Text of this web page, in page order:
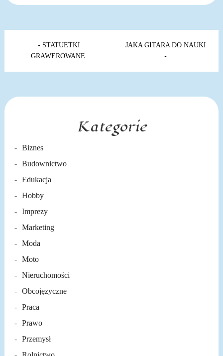
Nawigacja
wpisuSTATUETKI
GRAWEROWANE
JAKA GITARA DO NAUKI
Kategorie
Biznes
Budownictwo
Edukacja
Hobby
Imprezy
Marketing
Moda
Moto
Nieruchomości
Obcojęzyczne
Praca
Prawo
Przemysł